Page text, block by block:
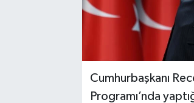
Cumhurbaşkanı
Programı’nda